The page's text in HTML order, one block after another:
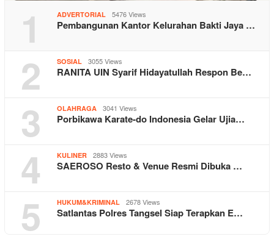
1 ADVERTORIAL 5476 Views
Pembangunan Kantor Kelurahan Bakti Jaya …
2 SOSIAL 3055 Views
RANITA UIN Syarif Hidayatullah Respon Be…
3 OLAHRAGA 3041 Views
Porbikawa Karate-do Indonesia Gelar Ujia…
4 KULINER 2883 Views
SAEROSO Resto & Venue Resmi Dibuka …
5 HUKUM&KRIMINAL 2678 Views
Satlantas Polres Tangsel Siap Terapkan E…